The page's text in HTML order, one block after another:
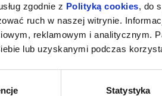
zgodnie z Polityką cookies, do
ruch w naszej witrynie.
reklamowym i analitycznym.
lub uzyskanymi podczas
Statystyka
TANECZNE JAM SESSION
info